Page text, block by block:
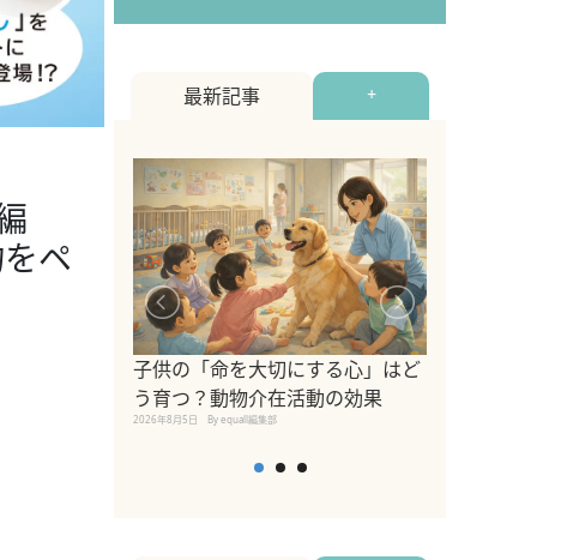
ペ
最新記事 +
子供の「命を大切にする心」はど
う育つ？動物介在活動の効果
2026年8月5日 By equall編集部